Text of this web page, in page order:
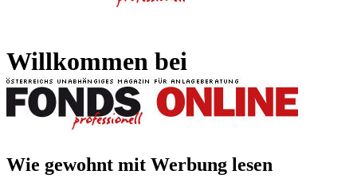
Willkommen bei
Wie gewohnt mit Werbung lesen